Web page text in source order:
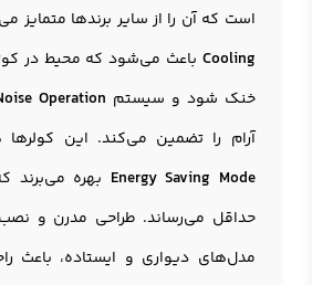
است که آن را از سایر برندها متمایز
Cooling باعث می‌شود که محیط در
خنک شود و سیستم Operation
آرام را تضمین می‌کند. این کولرها
Energy Saving Mode بهره می‌برند
حداقل می‌رساند. طراحی مدرن و
مدل‌های دیواری و ایستاده، باعث